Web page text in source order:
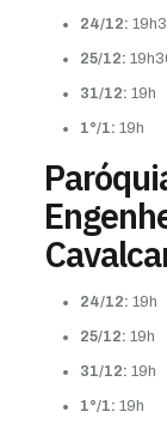
24/12:
25/12:
31/12: 19h
1°/1: 19h
24/12: 19h
25/12: 19h
31/12: 19h
1°/1: 19h